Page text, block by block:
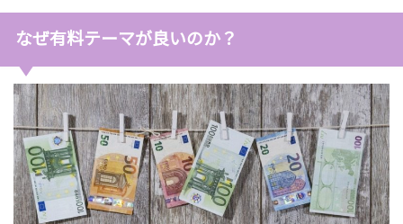
なぜ有料テーマが良いのか？